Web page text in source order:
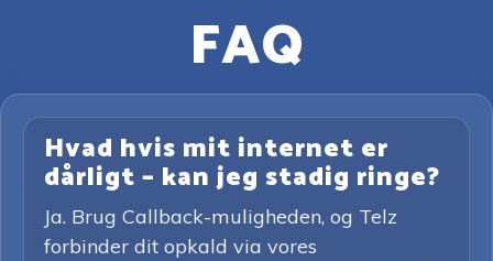
FAQ
Hvad hvis mit internet er
dårligt – kan jeg stadig ringe?
Ja. Brug Callback-muligheden, og Telz
forbinder dit opkald via vores